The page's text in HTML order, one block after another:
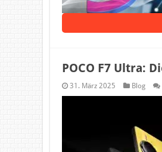
POCO F7 Ultra:
31. März 2025 Blog